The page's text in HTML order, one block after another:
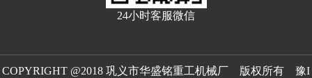
24小时客服微信
COPYRIGHT @2018 巩义市华盛铭重工机械厂 版权所有 豫I